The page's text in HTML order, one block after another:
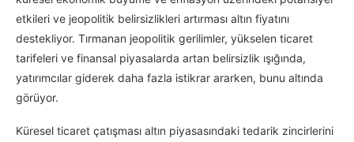
etkileri ve jeopolitik belirsizlikleri artırması altın fiyatını
destekliyor. Tırmanan jeopolitik gerilimler, yükselen ticaret
tarifeleri ve finansal piyasalarda artan belirsizlik ışığında,
yatırımcılar giderek daha fazla istikrar ararken, bunu altında
görüyor.
Küresel ticaret çatışması altın piyasasındaki tedarik zincirlerini